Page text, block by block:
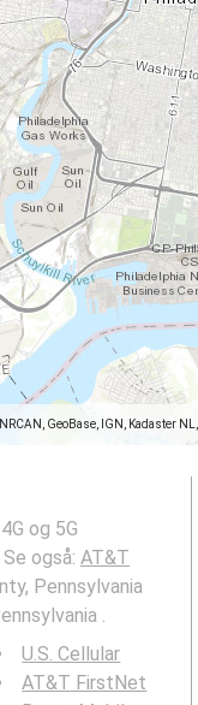
GeoBase, IGN,
og 5G
også: AT&T
Pennsylvania
.
U.S. Cellular
AT&T FirstNet